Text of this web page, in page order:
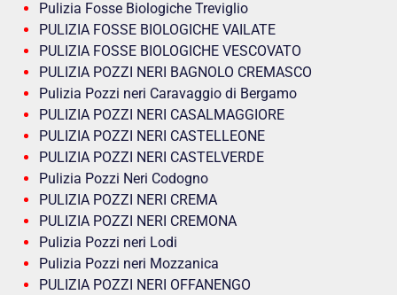
Pulizia Fosse Biologiche Treviglio
PULIZIA FOSSE BIOLOGICHE VAILATE
PULIZIA FOSSE BIOLOGICHE VESCOVATO
PULIZIA POZZI NERI BAGNOLO CREMASCO
Pulizia Pozzi neri Caravaggio di Bergamo
PULIZIA POZZI NERI CASALMAGGIORE
PULIZIA POZZI NERI CASTELLEONE
PULIZIA POZZI NERI CASTELVERDE
Pulizia Pozzi Neri Codogno
PULIZIA POZZI NERI CREMA
PULIZIA POZZI NERI CREMONA
Pulizia Pozzi neri Lodi
Pulizia Pozzi neri Mozzanica
PULIZIA POZZI NERI OFFANENGO